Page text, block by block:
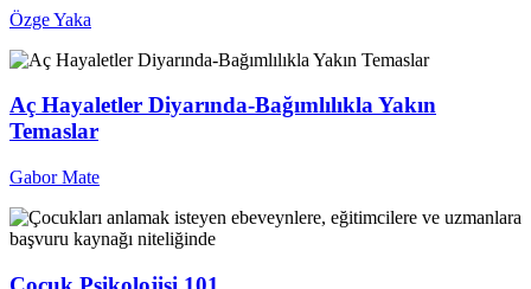
Özge Yaka
Aç Hayaletler Diyarında-Bağımlılıkla Yakın
Temaslar
Gabor Mate